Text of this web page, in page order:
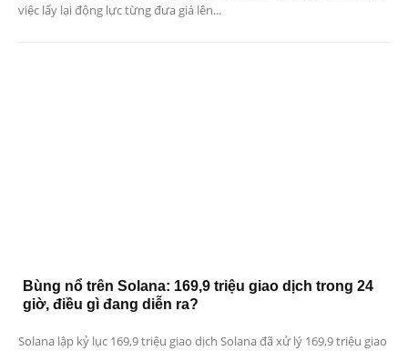
việc lấy lại động lực từng đưa giá lên...
Bùng nổ trên Solana: 169,9 triệu giao dịch trong 24
giờ, điều gì đang diễn ra?
Solana lập kỷ lục 169,9 triệu giao dịch Solana đã xử lý 169,9 triệu giao